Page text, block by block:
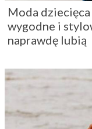
Moda
wygodne i
naprawdę lubią